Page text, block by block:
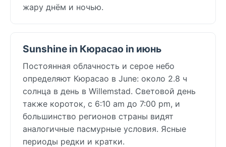
жару днём и ночью.
Sunshine in Кюрасао in июнь
Постоянная облачность и серое небо
определяют Кюрасао в June: около 2.8 ч
солнца в день в Willemstad. Световой день
также короток, с 6:10 am до 7:00 pm, и
большинство регионов страны видят
аналогичные пасмурные условия. Ясные
периоды редки и кратки.